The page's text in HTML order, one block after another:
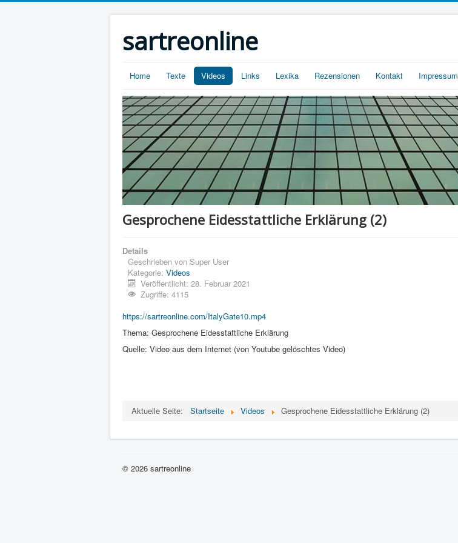
sartreonline
Home Texte Videos Links Lexika Rezensionen Kontakt Impressum
Gesprochene Eidesstattliche Erklärung (2)
Details
Geschrieben von Super User
Kategorie: Videos
Veröffentlicht: 28. Februar 2021
Zugriffe: 4115
https://sartreonline.com/ItalyGate10.mp4
Thema: Gesprochene Eidesstattliche Erklärung
Quelle: Video aus dem Internet (von Youtube gelöschtes Video)
Aktuelle Seite: Startseite Videos Gesprochene Eidesstattliche Erklärung (2)
© 2026 sartreonline